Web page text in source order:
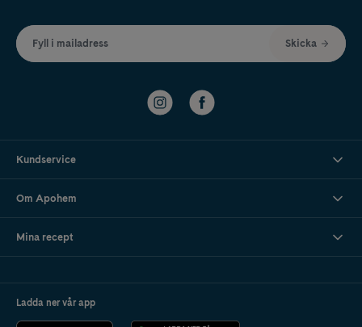
Fyll i mailadress Skicka
Kundservice
Om Apohem
Mina recept
Ladda ner vår app